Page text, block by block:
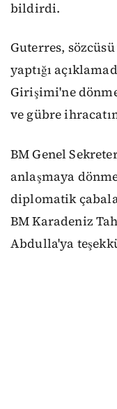
bildirdi.
Guterres,
yaptığı
Girişimi'ne
ve gübre
BM Genel
anlaşmaya
diplomatik
BM Karadeniz
Abdulla'ya